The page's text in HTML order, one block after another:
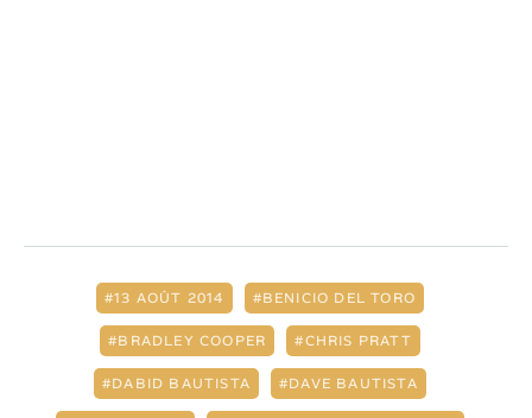
13 AOÛT 2014 BENICIO DEL TORO
BRADLEY COOPER CHRIS PRATT
DABID BAUTISTA DAVE BAUTISTA